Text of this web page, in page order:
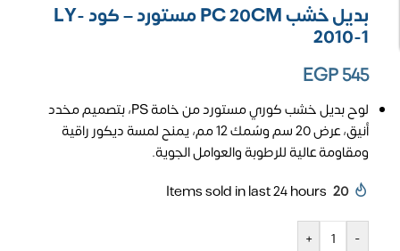
بديل خشب PC 20CM مستورد – كود LY-
2010-1
EGP545
لوح بديل خشب كوري مستورد من خامة PS، بتصميم مخدد
أنيق، عرض 20 سم وسُمك 12 مم، يمنح لمسة ديكور راقية
ومقاومة عالية للرطوبة والعوامل الجوية.
20
Items sold in last 24 hours
-
+